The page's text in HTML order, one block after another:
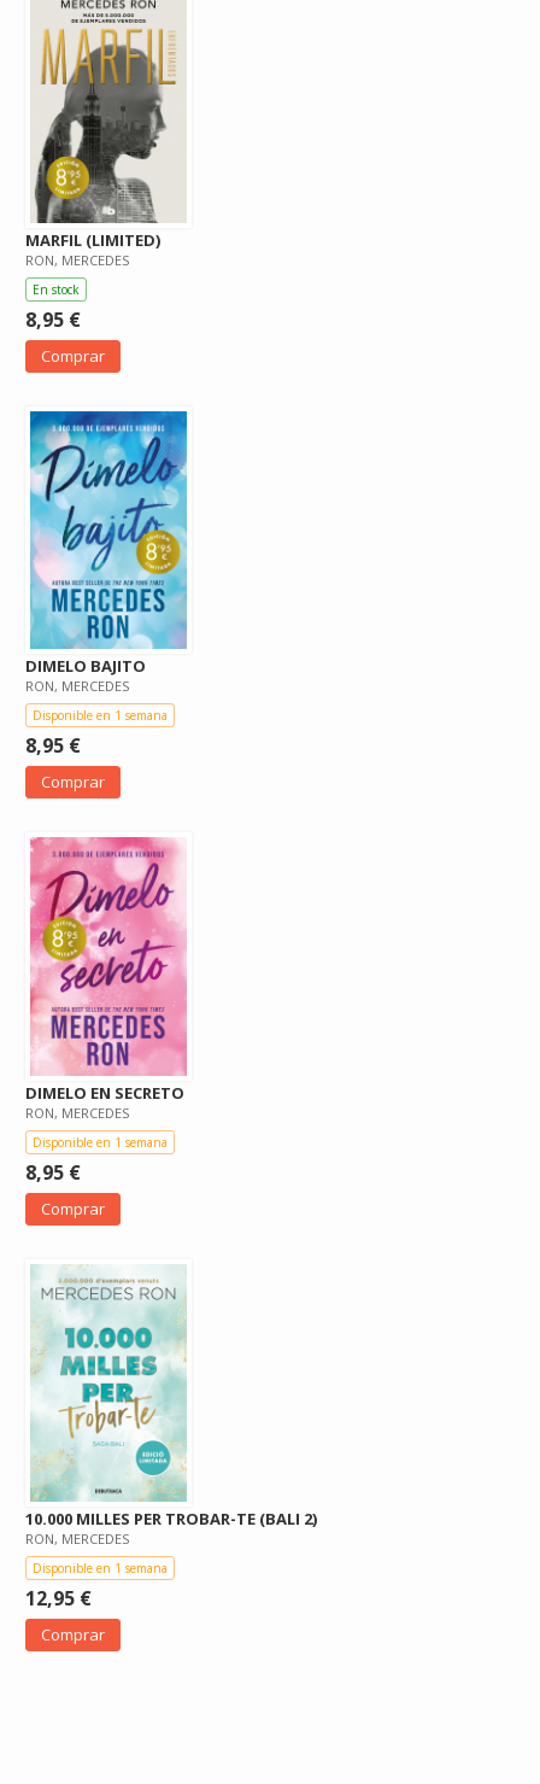
MARFIL (LIMITED)
RON, MERCEDES
En stock
8,95 €
Comprar
DIMELO BAJITO
RON, MERCEDES
Disponible en 1 semana
8,95 €
Comprar
DIMELO EN SECRETO
RON, MERCEDES
Disponible en 1 semana
8,95 €
Comprar
10.000 MILLES PER TROBAR-TE (BALI 2)
RON, MERCEDES
Disponible en 1 semana
12,95 €
Comprar